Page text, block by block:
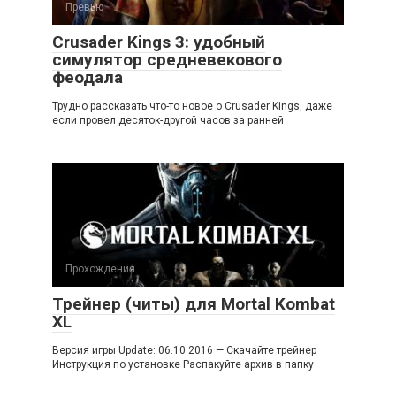
Превью
Crusader Kings 3: удобный
симулятор средневекового
феодала
Трудно рассказать что-то новое о Crusader Kings, даже
если провел десяток-другой часов за ранней
Прохождения
Трейнер (читы) для Mortal Kombat
XL
Версия игры Update: 06.10.2016 — Скачайте трейнер
Инструкция по установке Распакуйте архив в папку